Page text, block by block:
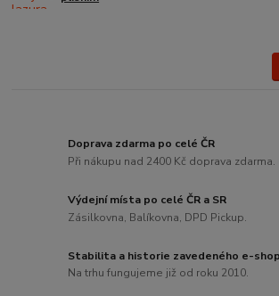
Doprava zdarma po celé ČR
Při nákupu nad 2400 Kč doprava zdarma.
Výdejní místa po celé ČR a SR
Zásilkovna, Balíkovna, DPD Pickup.
Stabilita a historie zavedeného e-
Na trhu fungujeme již od roku 2010.